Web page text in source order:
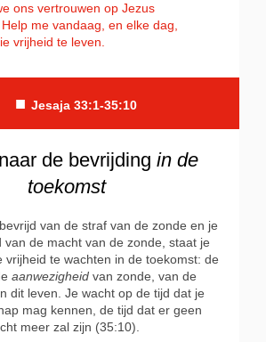
ons vertrouwen op Jezus
Help me vandaag, en elke dag,
vrijheid te leven.
■ Jesaja 33:1-35:10
de bevrijding in de
toekomst
van de straf van de zonde en je
van de macht van de zonde, staat je
vrijheid te wachten in de toekomst: de
aanwezigheid van zonde, van de
dit leven. Je wacht op de tijd dat je
mag kennen, de tijd dat er geen
meer zal zijn (35:10).